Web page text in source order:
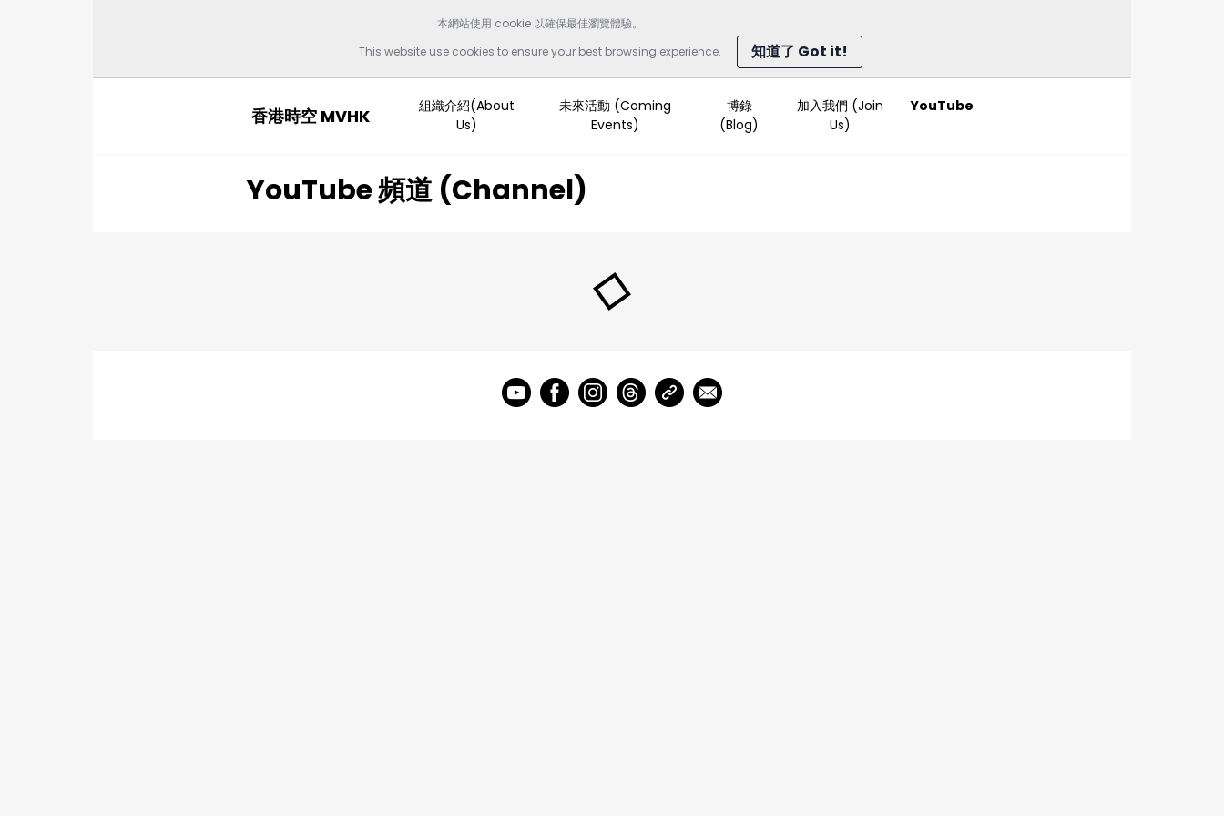
本網站使用 cookie 以確保最佳瀏覽體驗。
This website use cookies to ensure your best browsing experience.
知道了 Got it!
香港時空 MVHK
組織介紹(About
Us)
未來活動 (Coming
Events)
博錄
(Blog)
加入我們 (Join
Us)
YouTube
YouTube 頻道 (Channel)